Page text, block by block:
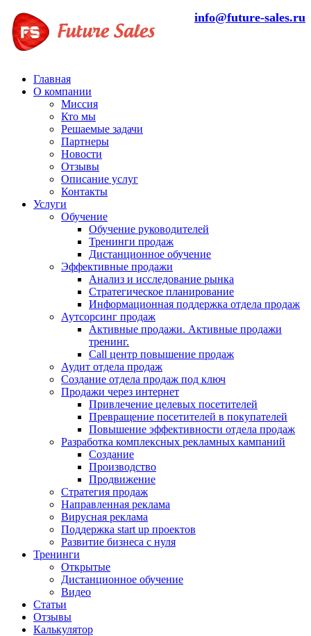
info@future-sales.ru
Главная
О компании
Миссия
Кто мы
Решаемые задачи
Партнеры
Новости
Отзывы
Описание услуг
Контакты
Услуги
Обучение
Обучение руководителей
Тренинги продаж
Дистанционное обучение
Эффективные продажи
Анализ и исследование рынка
Стратегическое планирование
Информационная поддержка отдела продаж
Аутсорсинг продаж
Активные продажи. Активные продажи
тренинг.
Call центр повышение продаж
Аудит отдела продаж
Создание отдела продаж под ключ
Продажи через интернет
Привлечение целевых посетителей
Превращение посетителей в покупателей
Повышение эффективности отдела продаж
Разработка комплексных рекламных кампаний
Создание
Производство
Продвижение
Стратегия продаж
Направленная реклама
Вирусная реклама
Поддержка start up проектов
Развитие бизнеса с нуля
Тренинги
Открытые
Дистанционное обучение
Видео
Статьи
Отзывы
Калькулятор